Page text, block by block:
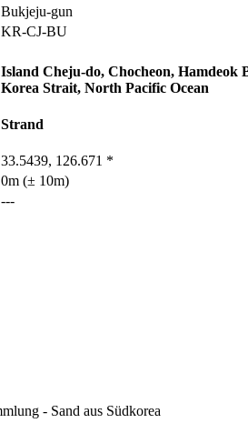
Bukjeju-gun
KR-CJ-BU
Island Cheju-do, Chocheon, Hamdeok
Korea Strait, North Pacific Ocean
Strand
33.5439, 126.671 *
0m (± 10m)
---